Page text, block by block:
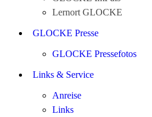
Lernort GLOCKE
GLOCKE Presse
GLOCKE Pressefotos
Links & Service
Anreise
Links